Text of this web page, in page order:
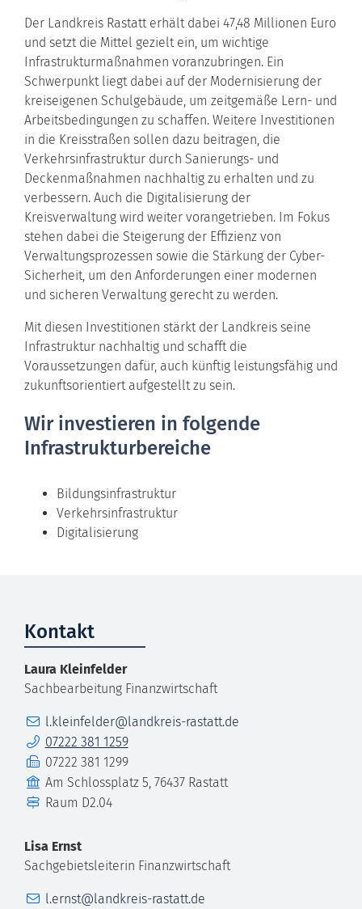
Der Landkreis Rastatt erhält dabei 47,48 Millionen Euro
und setzt die Mittel gezielt ein, um wichtige
Infrastrukturmaßnahmen voranzubringen. Ein
Schwerpunkt liegt dabei auf der Modernisierung der
kreiseigenen Schulgebäude, um zeitgemäße Lern- und
Arbeitsbedingungen zu schaffen. Weitere Investitionen
in die Kreisstraßen sollen dazu beitragen, die
Verkehrsinfrastruktur durch Sanierungs- und
Deckenmaßnahmen nachhaltig zu erhalten und zu
verbessern. Auch die Digitalisierung der
Kreisverwaltung wird weiter vorangetrieben. Im Fokus
stehen dabei die Steigerung der Effizienz von
Verwaltungsprozessen sowie die Stärkung der Cyber-
Sicherheit, um den Anforderungen einer modernen
und sicheren Verwaltung gerecht zu werden.
Mit diesen Investitionen stärkt der Landkreis seine
Infrastruktur nachhaltig und schafft die
Voraussetzungen dafür, auch künftig leistungsfähig und
zukunftsorientiert aufgestellt zu sein.
Wir investieren in folgende
Infrastrukturbereiche
Bildungsinfrastruktur
Verkehrsinfrastruktur
Digitalisierung
Kontakt
Laura Kleinfelder
Sachbearbeitung Finanzwirtschaft
E-Maill.kleinfelder@landkreis-rastatt.de
Telefon07222 381 1259
Fax 07222 381 1299
Gebäude
Am Schlossplatz 5, 76437 Rastatt
Raum D2.04
Lisa Ernst
Sachgebietsleiterin Finanzwirtschaft
E-Maill.ernst@landkreis-rastatt.de